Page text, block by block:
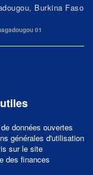
Burkina Faso
01
données ouvertes
générales d'utilisation
sur le site
des finances